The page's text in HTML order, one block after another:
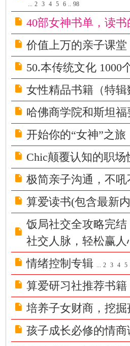
... 2 3 4 5 6 .. 98
40部女神书单，读
价值上万的亲子课
50.本传统文化 1000
女性精品书籍（特
哈佛商学院和斯坦
开始你的“女神”之旅
Chic颠覆认知的职
极简亲子沟通，不
算爱读书(包含最新
饭局社交全攻略完
社交人脉，轻松赢人
情绪控制专辑 ... 2 3 4 5
算爱研习社推荐书籍
培养子女财商，挖
孩子成长必修的情